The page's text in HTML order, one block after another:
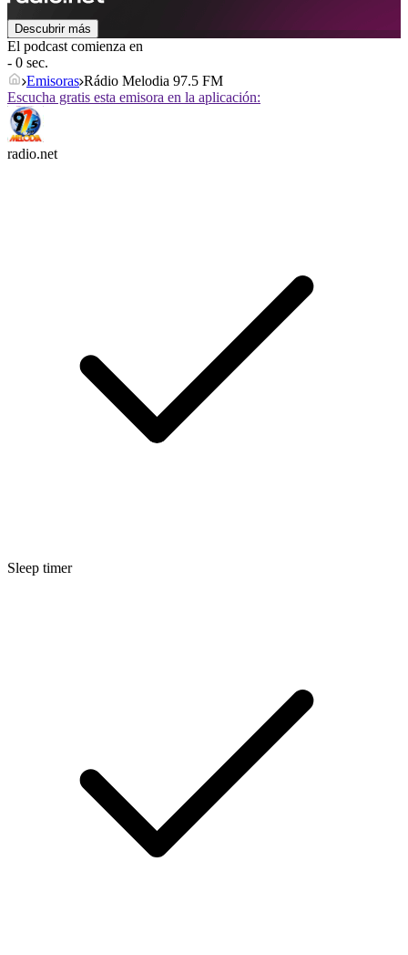
Descubrir más
El podcast comienza en
- 0 sec.
Emisoras Rádio Melodia 97.5 FM
Escucha gratis esta emisora en la aplicación:
radio.net
Sleep timer